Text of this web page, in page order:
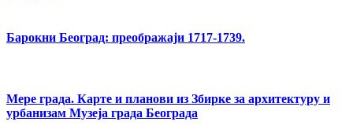
Барокни Београд: преображаји 1717-1739.
Мере града. Карте и планови из Збирке за архитектуру и
урбанизам Музеја града Београда